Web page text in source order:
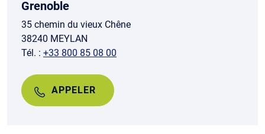
Grenoble
35 chemin du vieux Chêne
38240 MEYLAN
Tél. : +33 800 85 08 00
APPELER